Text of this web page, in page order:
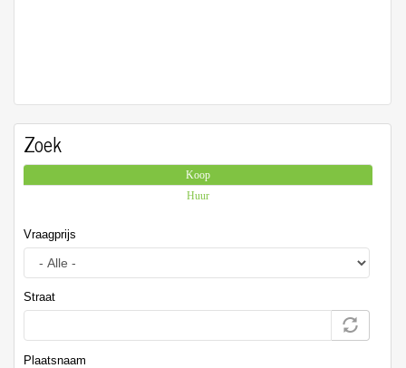
Zoek
Koop
Huur
Vraagprijs
Straat
Plaatsnaam